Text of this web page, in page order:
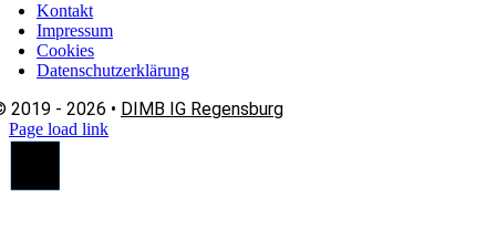
Kontakt
Impressum
Cookies
Datenschutzerklärung
2019 - 2026 • DIMB IG Regensburg
Page load link
Nach